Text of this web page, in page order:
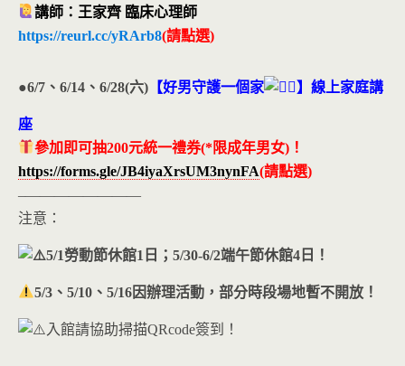
講師：王家齊 臨床心理師
https://reurl.cc/yRArb8(請點選)
●6/7、6/14、6/28(六) 【好男守護一個家 】線上家庭講
座
參加即可抽200元統一禮券(*限成年男女)！
https://forms.gle/JB4iyaXrsUM3nynFA(請點選)
–————————
注意：
5/1勞動節休館1日；5/30-6/2端午節休館4日！
5/3、5/10、5/16因辦理活動，部分時段場地暫不開放！
入館請協助掃描QRcode簽到！